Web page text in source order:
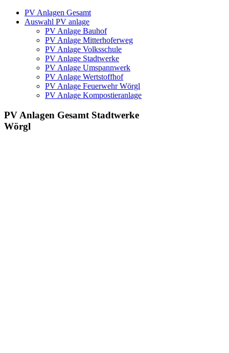
PV Anlagen Gesamt
Auswahl PV anlage
PV Anlage Bauhof
PV Anlage Mitterhoferweg
PV Anlage Volksschule
PV Anlage Stadtwerke
PV Anlage Umspannwerk
PV Anlage Wertstoffhof
PV Anlage Feuerwehr Wörgl
PV Anlage Kompostieranlage
PV Anlagen Gesamt Stadtwerke
Wörgl